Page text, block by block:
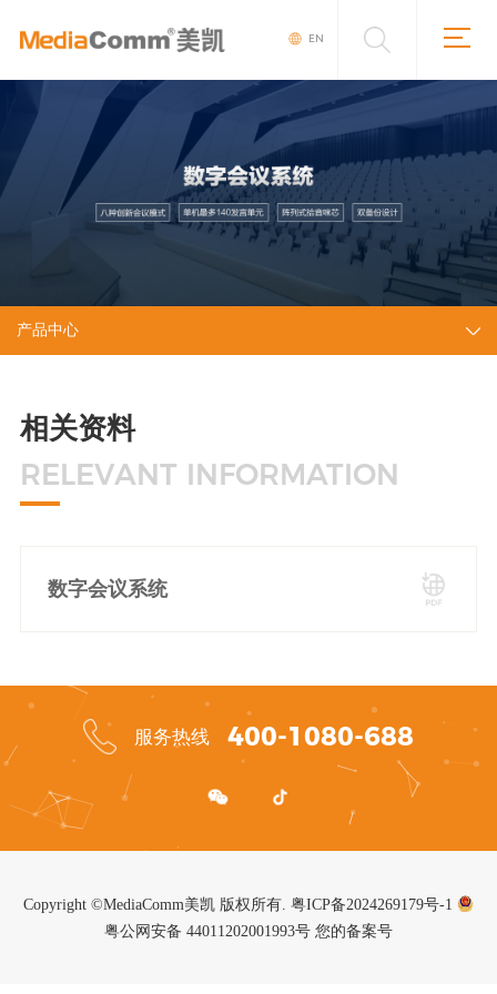
EN
产品中心
相关资料
RELEVANT INFORMATION
数字会议系统
服务热线 400-1080-688
Copyright ©MediaComm美凯 版权所有. 粤ICP备2024269179号-1
粤公网安备 44011202001993号 您的备案号